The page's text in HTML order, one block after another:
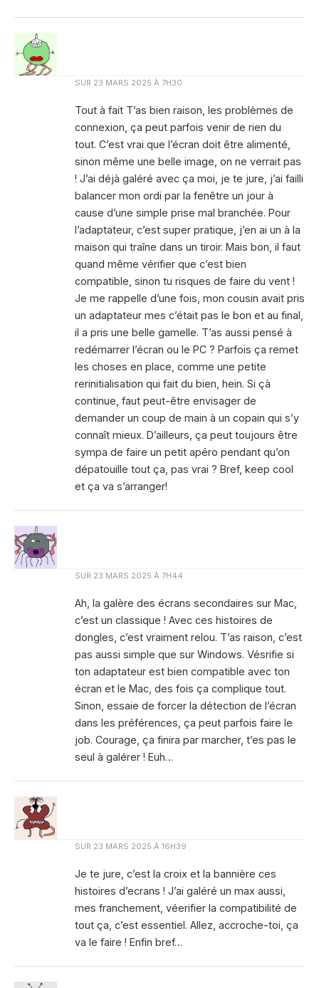
SUR 23 MARS 2025 À 7H30
Tout à fait T’as bien raison, les problèmes de
connexion, ça peut parfois venir de rien du
tout. C’est vrai que l’écran doit être alimenté,
sinon même une belle image, on ne verrait pas
! J’ai déjà galéré avec ça moi, je te jure, j’ai failli
balancer mon ordi par la fenêtre un jour à
cause d’une simple prise mal branchée. Pour
l’adaptateur, c’est super pratique, j’en ai un à la
maison qui traîne dans un tiroir. Mais bon, il faut
quand même vérifier que c’est bien
compatible, sinon tu risques de faire du vent !
Je me rappelle d’une fois, mon cousin avait pris
un adaptateur mes c’était pas le bon et au final,
il a pris une belle gamelle. T’as aussi pensé à
redémarrer l’écran ou le PC ? Parfois ça remet
les choses en place, comme une petite
rerinitialisation qui fait du bien, hein. Si çà
continue, faut peut-être envisager de
demander un coup de main à un copain qui s’y
connaît mieux. D’ailleurs, ça peut toujours être
sympa de faire un petit apéro pendant qu’on
dépatouille tout ça, pas vrai ? Bref, keep cool
et ça va s’arranger!
SUR 23 MARS 2025 À 7H44
Ah, la galère des écrans secondaires sur Mac,
c’est un classique ! Avec ces histoires de
dongles, c’est vraiment relou. T’as raison, c’est
pas aussi simple que sur Windows. Vésrifie si
ton adaptateur est bien compatible avec ton
écran et le Mac, des fois ça complique tout.
Sinon, essaie de forcer la détection de l’écran
dans les préférences, ça peut parfois faire le
job. Courage, ça finira par marcher, t’es pas le
seul à galérer ! Euh…
SUR 23 MARS 2025 À 16H39
Je te jure, c’est la croix et la bannière ces
histoires d’ecrans ! J’ai galéré un max aussi,
mes franchement, véerifier la compatibilité de
tout ça, c’est essentiel. Allez, accroche-toi, ça
va le faire ! Enfin bref…